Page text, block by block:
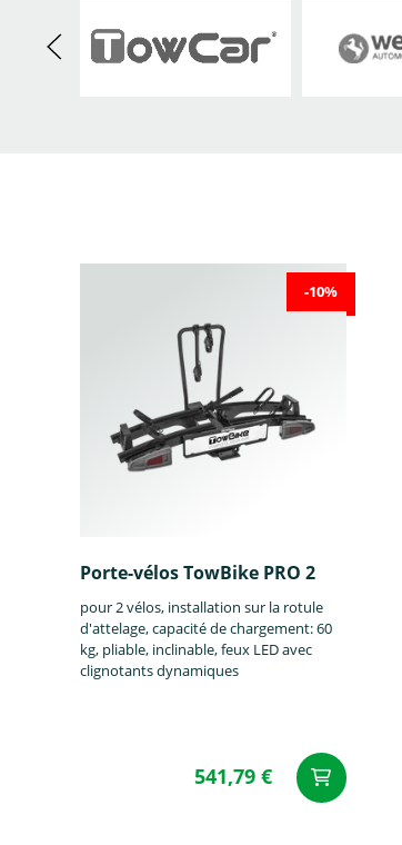
Ford GMC
Jeep Kia
Mahindra Maserati
Plymouth
-10%
Porte-vélos TowBike PRO 2
pour 2 vélos, installation sur la rotule
d'attelage, capacité de chargement: 60
kg, pliable, inclinable, feux LED avec
clignotants dynamiques
541,79 €